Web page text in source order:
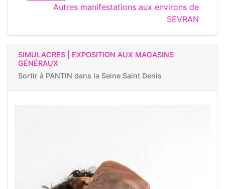
Autres manifestations aux environs de
SEVRAN
SIMULACRES | EXPOSITION AUX MAGASINS
GÉNÉRAUX
Sortir à PANTIN dans la Seine Saint Denis